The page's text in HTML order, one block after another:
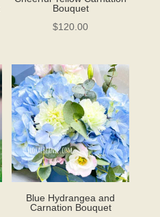
Bouquet
$120.00
Blue Hydrangea and
Carnation Bouquet